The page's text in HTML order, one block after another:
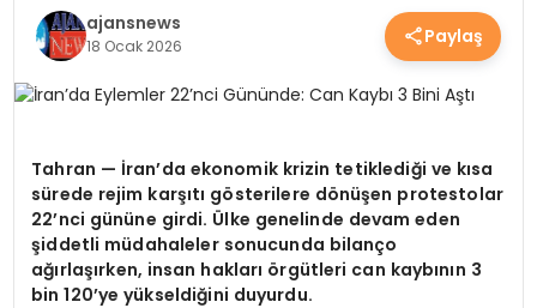
EĞİTİM
GÜNDEM
SAĞLIK
SPOR
ajansnews
18 Ocak 2026 Paylaş
Tahran — İran’da ekonomik krizin tetiklediği ve kısa
sürede rejim karşıtı gösterilere dönüşen protestolar
22’nci gününe girdi. Ülke genelinde devam eden
şiddetli müdahaleler sonucunda bilanço
ağırlaşırken, insan hakları örgütleri can kaybının 3
bin 120’ye yükseldiğini duyurdu.